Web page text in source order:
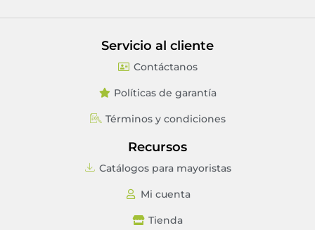
Servicio al cliente
Contáctanos
Políticas de garantía
Términos y condiciones
Recursos
Catálogos para mayoristas
Mi cuenta
Tienda